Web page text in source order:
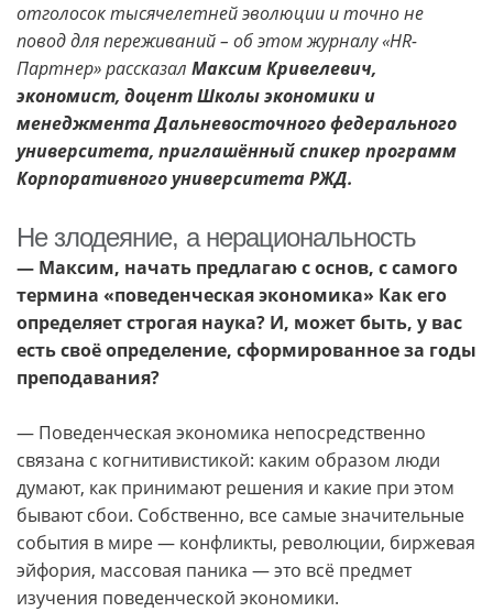
отголосок тысячелетней эволюции и точно не
повод для переживаний – об этом журналу «HR-
Партнер» рассказал Максим Кривелевич,
экономист, доцент Школы экономики и
менеджмента Дальневосточного федерального
университета, приглашённый спикер программ
Корпоративного университета РЖД.
Не злодеяние, а нерациональность
— Максим, начать предлагаю с основ, с самого
термина «поведенческая экономика» Как его
определяет строгая наука? И, может быть, у вас
есть своё определение, сформированное за годы
преподавания?
— Поведенческая экономика непосредственно
связана с когнитивистикой: каким образом люди
думают, как принимают решения и какие при этом
бывают сбои. Собственно, все самые значительные
события в мире — конфликты, революции, биржевая
эйфория, массовая паника — это всё предмет
изучения поведенческой экономики.